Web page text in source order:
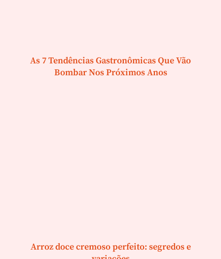
As 7 Tendências Gastronômicas Que Vão
Bombar Nos Próximos Anos
Arroz doce cremoso perfeito: segredos e